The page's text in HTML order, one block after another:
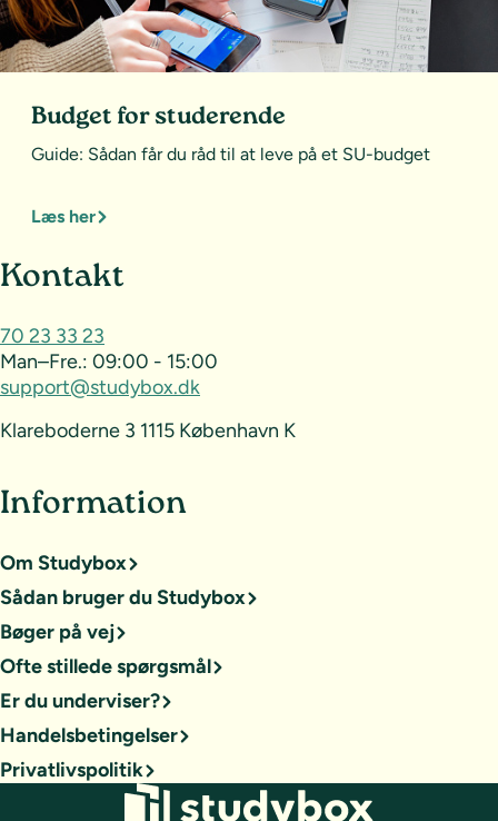
Budget for studerende
Guide: Sådan får du råd til at leve på et SU-budget
Læs her
Sideoversigt og kontakt
Kontakt
70 23 33 23
Man–Fre.: 09:00 - 15:00
support@studybox.dk
Klareboderne 3 1115 København K
Information
Om Studybox
Sådan bruger du Studybox
Bøger på vej
Ofte stillede spørgsmål
Er du underviser?
Handelsbetingelser
Privatlivspolitik